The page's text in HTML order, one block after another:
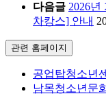
다음글 2026년
차캉스] 안내
관련 홈페이지
공업탑청소년
남목청소년문